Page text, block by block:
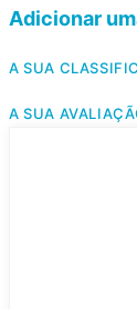
Adicionar
A SUA
A SUA